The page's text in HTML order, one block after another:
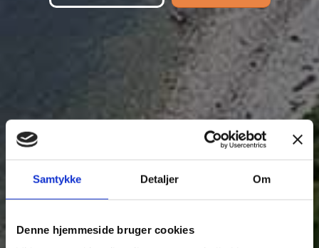
Samtykke Detaljer Om
Denne hjemmeside bruger cookies